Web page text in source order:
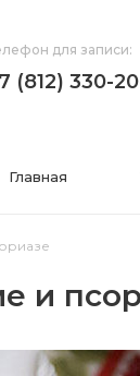
для записи:
(812) 330-
Главная
и